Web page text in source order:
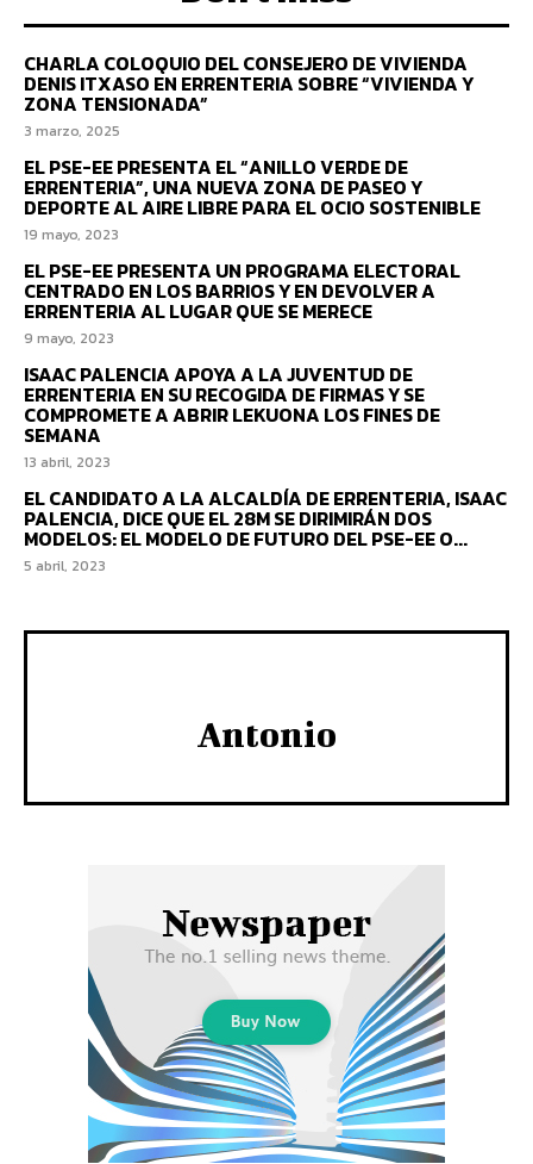
CHARLA COLOQUIO DEL CONSEJERO DE VIVIENDA
DENIS ITXASO EN ERRENTERIA SOBRE “VIVIENDA Y
ZONA TENSIONADA”
3 marzo, 2025
EL PSE-EE PRESENTA EL “ANILLO VERDE DE
ERRENTERIA”, UNA NUEVA ZONA DE PASEO Y
DEPORTE AL AIRE LIBRE PARA EL OCIO SOSTENIBLE
19 mayo, 2023
EL PSE-EE PRESENTA UN PROGRAMA ELECTORAL
CENTRADO EN LOS BARRIOS Y EN DEVOLVER A
ERRENTERIA AL LUGAR QUE SE MERECE
9 mayo, 2023
ISAAC PALENCIA APOYA A LA JUVENTUD DE
ERRENTERIA EN SU RECOGIDA DE FIRMAS Y SE
COMPROMETE A ABRIR LEKUONA LOS FINES DE
SEMANA
13 abril, 2023
EL CANDIDATO A LA ALCALDÍA DE ERRENTERIA, ISAAC
PALENCIA, DICE QUE EL 28M SE DIRIMIRÁN DOS
MODELOS: EL MODELO DE FUTURO DEL PSE-EE O...
5 abril, 2023
Antonio